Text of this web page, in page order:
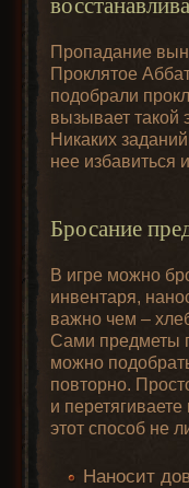
Пропадание
Проклятое
подобрали
вызывает такой
Никаких
нее избавиться
Бросание
В игре можно
инвентаря,
важно чем –
Сами предметы
можно
повторно.
и
этот способ не
Наносит